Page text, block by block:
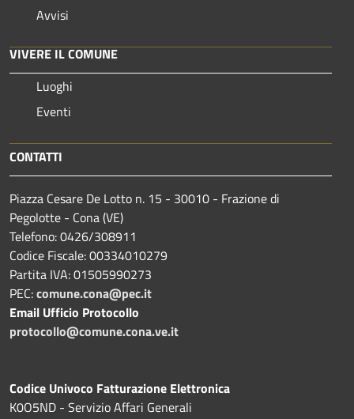
Avvisi
VIVERE IL COMUNE
Luoghi
Eventi
CONTATTI
Piazza Cesare De Lotto n. 15 - 30010 - Frazione di
Pegolotte - Cona (VE)
Telefono: 0426/308911
Codice Fiscale: 00334010279
Partita IVA: 01505990273
PEC:comune.cona@pec.it
Email Ufficio Protocollo
protocollo@comune.cona.ve.it
Codice Univoco Fatturazione Elettronica
K0O5ND - Servizio Affari Generali